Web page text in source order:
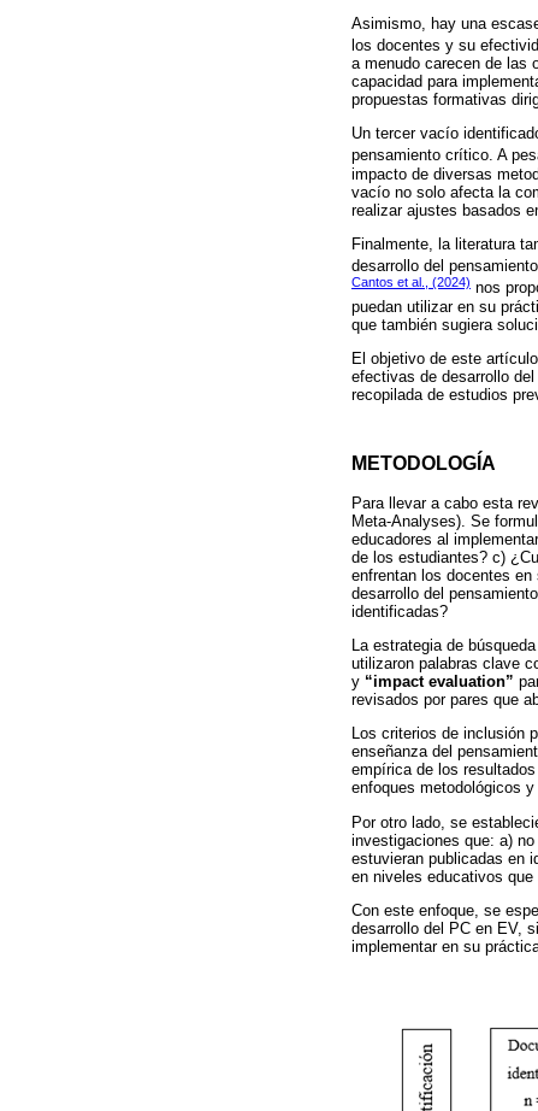
Asimismo, hay una
los docentes y su
a menudo carecen de las
capacidad para
propuestas formativas
Un tercer vacío
pensamiento crítico. A
impacto de diversas
vacío no solo afecta la
realizar ajustes basados
Finalmente, la literatura
desarrollo del
Cantos et al., (2024) nos
puedan utilizar en su
que también sugiera
El objetivo de este
efectivas de desarrollo
recopilada de estudios
METODOLOGÍA
Para llevar a cabo esta
Meta-Analyses). Se
educadores al
de los estudiantes? c)
enfrentan los docentes
desarrollo del
identificadas?
La estrategia de
utilizaron palabras clave
y “impact evaluation”
revisados por pares que
Los criterios de inclusión
enseñanza del
empírica de los
enfoques metodológicos
Por otro lado, se
investigaciones que: a)
estuvieran publicadas en
en niveles educativos que
Con este enfoque, se
desarrollo del PC en EV,
implementar en su